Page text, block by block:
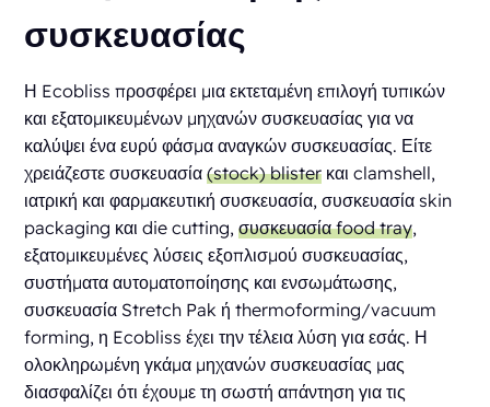
συσκευασίας
Η Ecobliss προσφέρει μια εκτεταμένη επιλογή τυπικών
και εξατομικευμένων μηχανών συσκευασίας για να
καλύψει ένα ευρύ φάσμα αναγκών συσκευασίας. Είτε
χρειάζεστε συσκευασία(stock) blister και clamshell,
ιατρική και φαρμακευτική συσκευασία, συσκευασία skin
packaging και die cutting,συσκευασία food tray,
εξατομικευμένες λύσεις εξοπλισμού συσκευασίας,
συστήματα αυτοματοποίησης και ενσωμάτωσης,
συσκευασία Stretch Pak ή thermoforming/vacuum
forming, η Ecobliss έχει την τέλεια λύση για εσάς. Η
ολοκληρωμένη γκάμα μηχανών συσκευασίας μας
διασφαλίζει ότι έχουμε τη σωστή απάντηση για τις